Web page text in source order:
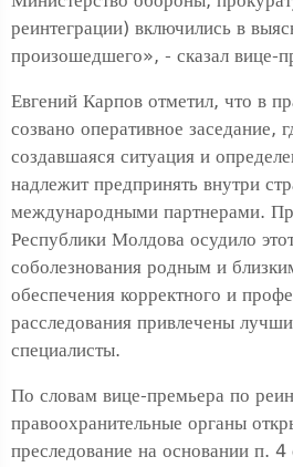
реинтеграции) включились в
произошедшего», - сказал вице-
Евгений Карпов отметил, что в
созвано оперативное заседание,
создавшаяся ситуация и
надлежит предпринять внутри
международными партнерами.
Республики Молдова осудило
соболезнования родным и
обеспечения корректного и
расследования привлечены
специалисты.
По словам вице-премьера по
правоохранительные органы
преследование на основании п.